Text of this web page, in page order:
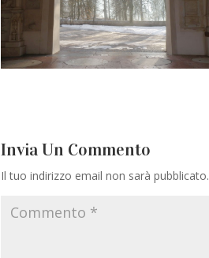
Invia Un Commento
Il tuo indirizzo email non sarà pubblicato.